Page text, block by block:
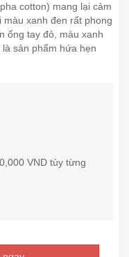
cotton) mang lại cảm
xanh đen rất phong
ống tay đỏ, màu xanh
sản phẩm hứa hẹn
VND tùy từng